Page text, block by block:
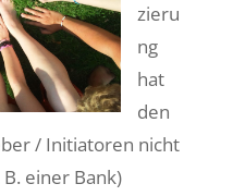
zieru
ng
hat
den
/ Initiatoren nicht
einer Bank)